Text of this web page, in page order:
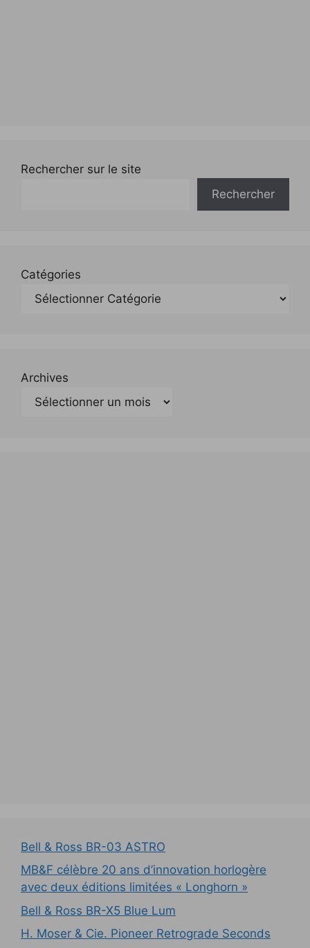
Rechercher sur le site
Rechercher
Catégories
Archives
Bell & Ross BR-03 ASTRO
MB&F célèbre 20 ans d’innovation horlogère
avec deux éditions limitées « Longhorn »
Bell & Ross BR-X5 Blue Lum
H. Moser & Cie. Pioneer Retrograde Seconds